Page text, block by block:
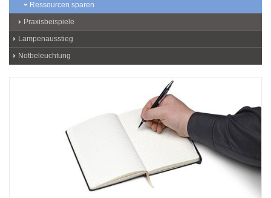
Ressourcen sparen
Praxisbeispiele
Lampenausstieg
Notbeleuchtung